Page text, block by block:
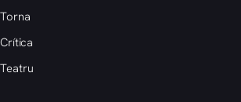
Torna
Crítica
Teatru